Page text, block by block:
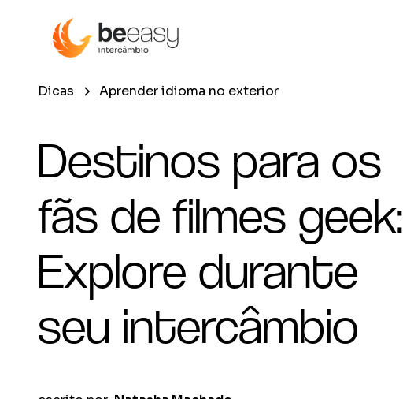
Dicas Aprender idioma no exterior
Destinos para os
fãs de filmes geek:
Explore durante
seu intercâmbio